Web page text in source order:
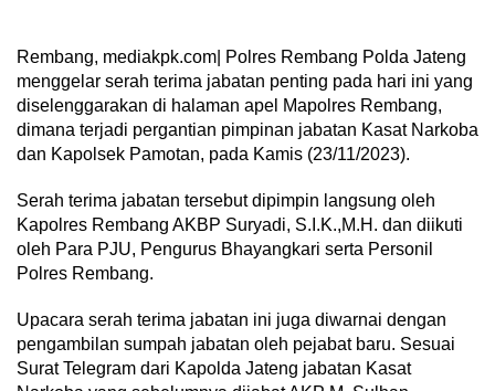
Rembang, mediakpk.com| Polres Rembang Polda Jateng
menggelar serah terima jabatan penting pada hari ini yang
diselenggarakan di halaman apel Mapolres Rembang,
dimana terjadi pergantian pimpinan jabatan Kasat Narkoba
dan Kapolsek Pamotan, pada Kamis (23/11/2023).
Serah terima jabatan tersebut dipimpin langsung oleh
Kapolres Rembang AKBP Suryadi, S.I.K.,M.H. dan diikuti
oleh Para PJU, Pengurus Bhayangkari serta Personil
Polres Rembang.
Upacara serah terima jabatan ini juga diwarnai dengan
pengambilan sumpah jabatan oleh pejabat baru. Sesuai
Surat Telegram dari Kapolda Jateng jabatan Kasat